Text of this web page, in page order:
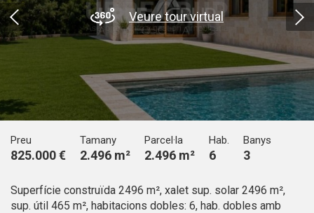
Veure tour virtual
Preu
825.000 €
Tamany
2.496 m²
Parcel·la
2.496 m²
Hab.
6
Banys
3
Superfície construïda 2496 m², xalet sup. solar 2496 m²,
sup. útil 465 m², habitacions dobles: 6, hab. dobles amb
Modificar cookies
Sempre activades
Aquest lloc web utilitza cookies pròpies per recopilar
informació amb la finalitat de millorar els nostres serveis.
Si continua navegant, suposa l'acceptació de la instal·lació
de les mateixes. L'usuari té la possibilitat de configurar el
instal·lades al disc dur, encara que haurà de tenir en
compte que aquesta acció podrà ocasionar dificultats de
Analítiques i personalització